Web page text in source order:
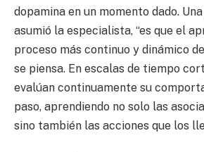
dopamina en un momento dado.
asumió la especialista, “es que el
proceso más continuo y dinámico
se piensa. En escalas de tiempo
evalúan continuamente su
paso, aprendiendo no solo las
sino también las acciones que los